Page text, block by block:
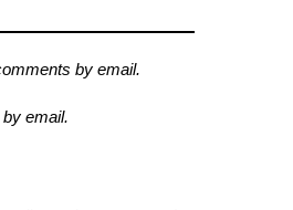
by email.
email.